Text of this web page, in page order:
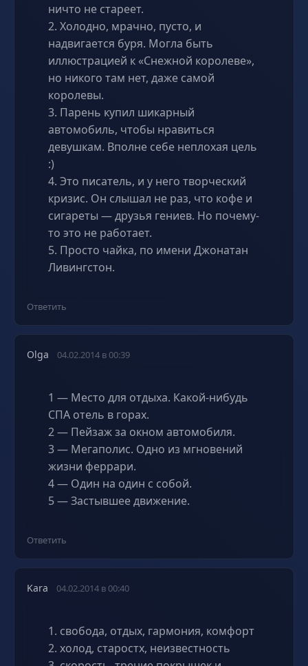
ничто не стареет.
2. Холодно, мрачно, пусто, и
надвигается буря. Могла быть
иллюстрацией к «Снежной королеве»,
но никого там нет, даже самой
королевы.
3. Парень купил шикарный
автомобиль, чтобы нравиться
девушкам. Вполне себе неплохая цель
:)
4. Это писатель, и у него творческий
кризис. Он слышал не раз, что кофе и
сигареты — друзья гениев. Но почему-
то это не работает.
5. Просто чайка, по имени Джонатан
Ливингстон.
Ответить
Olga 04.02.2014 в 00:39
1 — Место для отдыха. Какой-нибудь
СПА отель в горах.
2 — Пейзаж за окном автомобиля.
3 — Мегаполис. Одно из мгновений
жизни феррари.
4 — Один на один с собой.
5 — Застывшее движение.
Ответить
Kara 04.02.2014 в 00:40
1. свобода, отдых, гармония, комфорт
2. холод, старостх, неизвестность